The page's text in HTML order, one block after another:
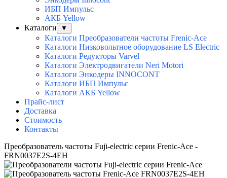
ИБП Импульс
АКБ Yellow
Каталоги
▼
Каталоги Преобразователи частоты Frenic-Ace
Каталоги Низковольтное оборудование LS Electric
Каталоги Редукторы Varvel
Каталоги Электродвигатели Neri Motori
Каталоги Энкодеры INNOCONT
Каталоги ИБП Импульс
Каталоги АКБ Yellow
Прайс-лист
Доставка
Стоимость
Контакты
Преобразователь частоты Fuji-electric серии Frenic-Ace -
FRN0037E2S-4EH